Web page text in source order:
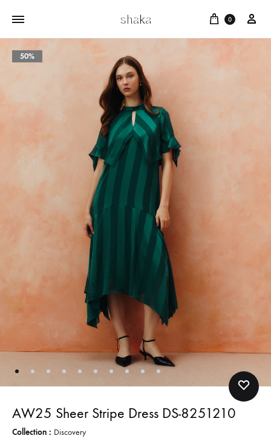
Cart
0
50%
AW25 Sheer Stripe Dress DS-8251210
Collection : Discovery